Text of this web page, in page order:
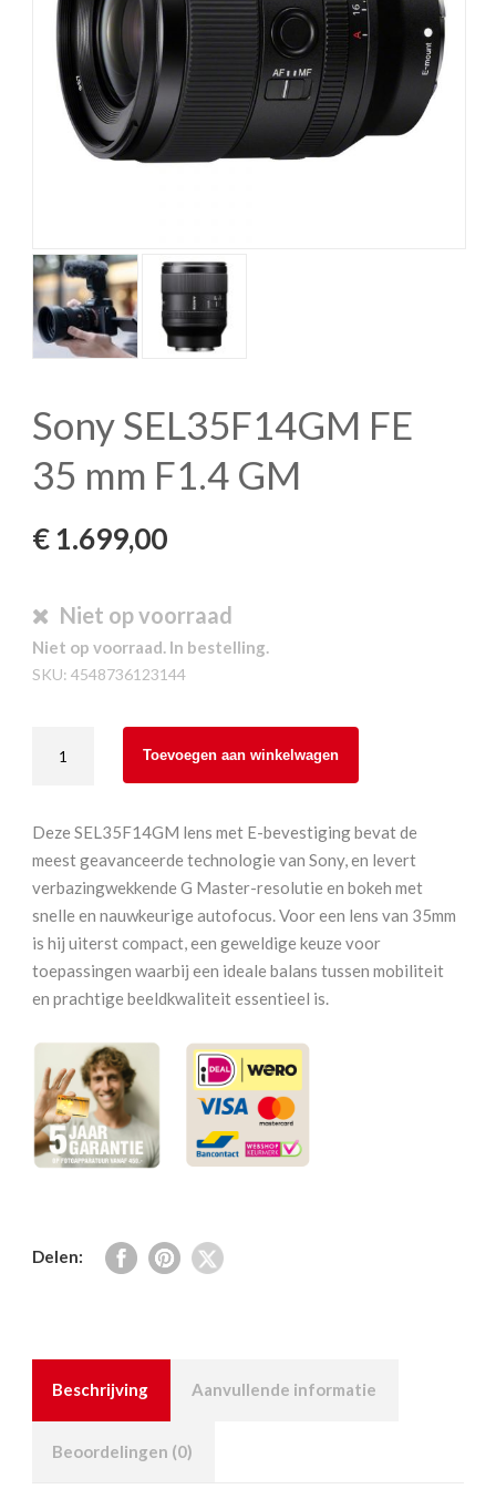
Sony SEL35F14GM FE
35 mm F1.4 GM
€ 1.699,00
Niet op voorraad
Niet op voorraad. In bestelling.
SKU: 4548736123144
SEL35F14GM
35
F1.4
aantal
Toevoegen aan winkelwagen
Deze SEL35F14GM lens met E-bevestiging bevat de
meest geavanceerde technologie van Sony, en levert
verbazingwekkende G Master-resolutie en bokeh met
snelle en nauwkeurige autofocus. Voor een lens van 35mm
is hij uiterst compact, een geweldige keuze voor
toepassingen waarbij een ideale balans tussen mobiliteit
en prachtige beeldkwaliteit essentieel is.
Delen:
Beschrijving Aanvullende informatie
Beoordelingen (0)